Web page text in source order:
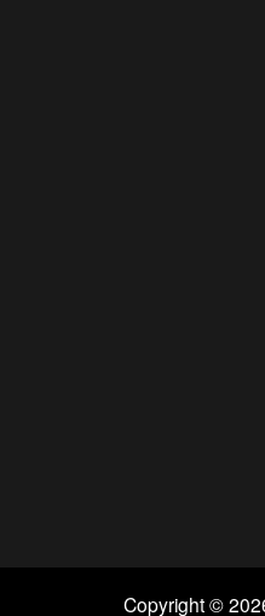
Copyright ©